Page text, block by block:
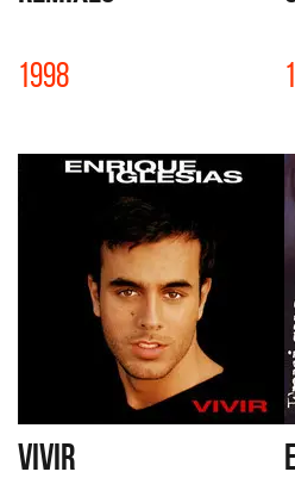
1998
VIVIR